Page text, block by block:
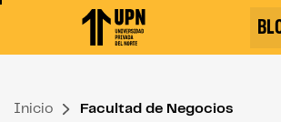
↷
Inicio Facultad de Negocios